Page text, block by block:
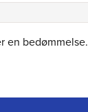
en bedømmelse.